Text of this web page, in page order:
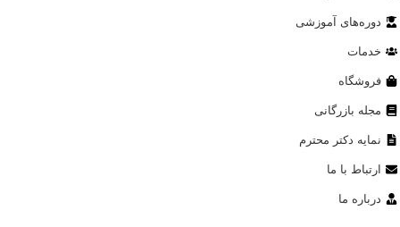
دوره‌های آموزشی
خدمات
فروشگاه
مجله بازرگانی
نمایه دکتر محترم
ارتباط با ما
درباره ما